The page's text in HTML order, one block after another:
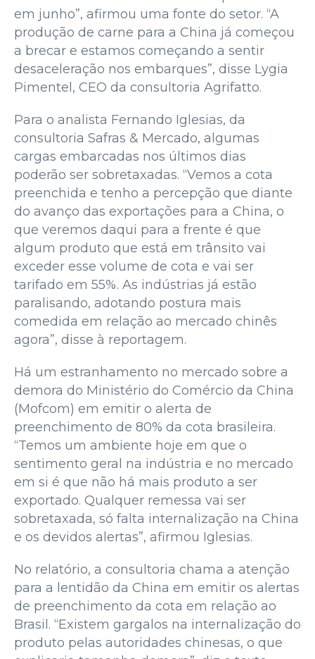
em junho”, afirmou uma fonte do setor. “A
produção de carne para a China já começou
a brecar e estamos começando a sentir
desaceleração nos embarques”, disse Lygia
Pimentel, CEO da consultoria Agrifatto.
Para o analista Fernando Iglesias, da
consultoria Safras & Mercado, algumas
cargas embarcadas nos últimos dias
poderão ser sobretaxadas. “Vemos a cota
preenchida e tenho a percepção que diante
do avanço das exportações para a China, o
que veremos daqui para a frente é que
algum produto que está em trânsito vai
exceder esse volume de cota e vai ser
tarifado em 55%. As indústrias já estão
paralisando, adotando postura mais
comedida em relação ao mercado chinês
agora”, disse à reportagem.
Há um estranhamento no mercado sobre a
demora do Ministério do Comércio da China
(Mofcom) em emitir o alerta de
preenchimento de 80% da cota brasileira.
“Temos um ambiente hoje em que o
sentimento geral na indústria e no mercado
em si é que não há mais produto a ser
exportado. Qualquer remessa vai ser
sobretaxada, só falta internalização na China
e os devidos alertas”, afirmou Iglesias.
No relatório, a consultoria chama a atenção
para a lentidão da China em emitir os alertas
de preenchimento da cota em relação ao
Brasil. “Existem gargalos na internalização do
produto pelas autoridades chinesas, o que